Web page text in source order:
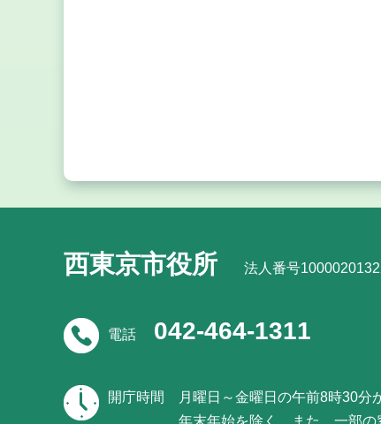
西東京市役所 法人番号
電話 042-464-1311
開庁時間
月曜日～金曜日の午前8時30分